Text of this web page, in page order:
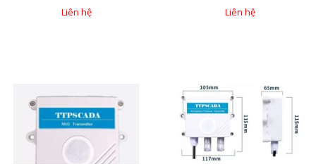
Liên hệ Liên hệ